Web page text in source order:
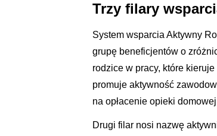
Trzy filary
System wsparcia Aktywny
grupę beneficjentów o
rodzice w pracy, które
promuje aktywność
na opłacenie opieki
Drugi filar nosi nazwę